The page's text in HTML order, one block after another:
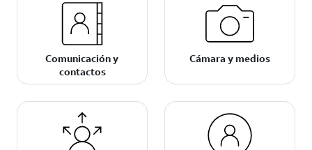
Comunicación y
contactos
Cámara y medios